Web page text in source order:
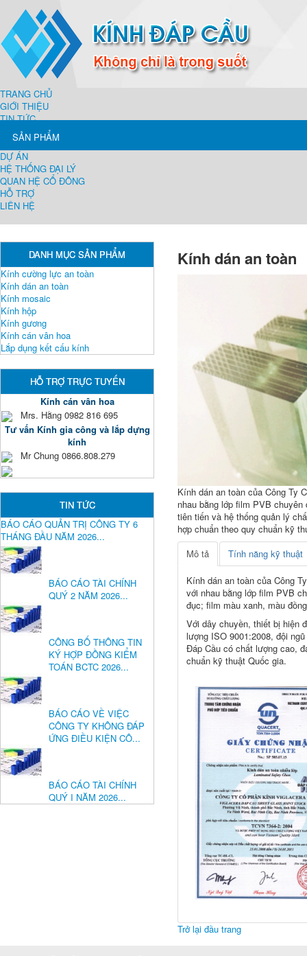
TRANG CHỦ
GIỚI THIỆU
TIN TỨC
SẢN PHẨM
DỰ ÁN
HỆ THỐNG ĐẠI LÝ
QUAN HỆ CỔ ĐÔNG
HỖ TRỢ
LIÊN HỆ
DANH MỤC SẢN PHẨM
Kính cường lực an toàn
Kính dán an toàn
Kính mosaic
Kính hộp
Kính gương
Kính cán vân hoa
Lắp dụng kết cấu kính
HỖ TRỢ TRỰC TUYẾN
Kính cán vân hoa
Mrs. Hằng 0982 816 695
Tư vấn Kính gia công và lắp dựng
kính
Mr Chung 0866.808.279
TIN TỨC
BÁO CÁO QUẢN TRỊ CÔNG TY 6
THÁNG ĐẦU NĂM 2026...
BÁO CÁO TÀI CHÍNH
QUÝ 2 NĂM 2026...
CÔNG BỐ THÔNG TIN
KÝ HỢP ĐỒNG KIỂM
TOÁN BCTC 2026...
BÁO CÁO VỀ VIỆC
CÔNG TY KHÔNG ĐÁP
ỨNG ĐIỀU KIỆN CÔ...
BÁO CÁO TÀI CHÍNH
QUÝ I NĂM 2026...
Kính dán an toàn
Kính dán an toàn của Công Ty
nhau bằng lớp film PVB
tiên tiến và hệ thống quản lý
hợp chuẩn theo quy chuẩn kỹ
Mô tả
Tính năng kỹ thuật
Kính dán an toàn của Công
với nhau bằng lớp film PVB
đục; film màu xanh, màu
Với dây chuyền, thiết bị hiện
lượng ISO 9001:2008, đội
Đáp Cầu có chất lượng cao,
chuẩn kỹ thuật Quốc gia.
Trở lại đầu trang